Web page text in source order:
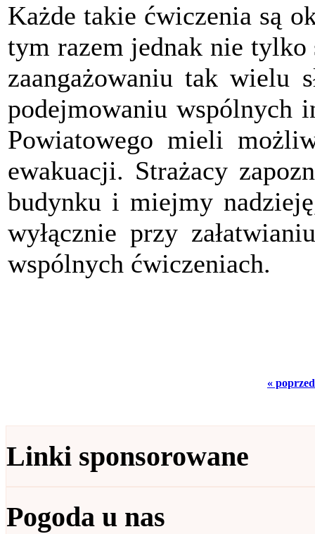
Każde takie ćwiczenia są
tym razem jednak nie
zaangażowaniu tak wielu
podejmowaniu wspólnych
Powiatowego mieli
ewakuacji. Strażacy
budynku i miejmy
wyłącznie przy
wspólnych ćwiczeniach.
«
Linki sponsorowane
Pogoda u nas